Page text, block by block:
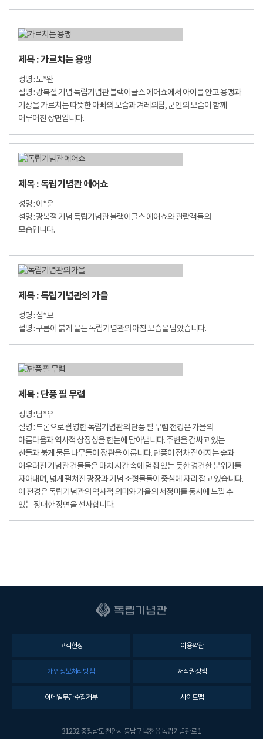
제목 : 가르치는 용맹
성명 : 노*완
설명 : 광복절 기념 독립기념관 블랙이글스 에어쇼에서 아이를 안고 용맹과
기상을 가르치는 따뜻한 아빠의 모습과 겨레의탑, 군인의 모습이 함께
어루어진 장면입니다.
제목 : 독립기념관 에어쇼
성명 : 이*운
설명 : 광복절 기념 독립기념관 블랙이글스 에어쇼와 관람객들의
모습입니다.
제목 : 독립기념관의 가을
성명 : 심*보
설명 : 구름이 붉게 물든 독립기념관의 아침 모습을 담았습니다.
제목 : 단풍 필 무렵
성명 : 남*우
설명 : 드론으로 촬영한 독립기념관의 단풍 필 무렵 전경은 가을의
아름다움과 역사적 상징성을 한눈에 담아냅니다. 주변을 감싸고 있는
산들과 붉게 물든 나무들이 장관을 이룹니다. 단풍이 점차 짙어지는 숲과
어우러진 기념관 건물들은 마치 시간 속에 멈춰 있는 듯한 경건한 분위기를
자아내며, 넓게 펼쳐진 광장과 기념 조형물들이 중심에 자리 잡고 있습니다.
이 전경은 독립기념관의 역사적 의미와 가을의 서정미를 동시에 느낄 수
있는 장대한 장면을 선사합니다.
고객헌장 이용약관
개인정보처리방침 저작권정책
이메일무단수집거부 사이트맵
31232 충청남도 천안시 동남구 목천읍 독립기념관로 1